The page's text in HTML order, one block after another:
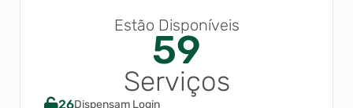
Estão Disponíveis
59
Serviços
26Dispensam Login